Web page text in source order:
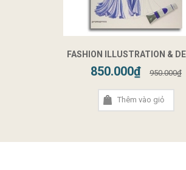
FASHION ILLUSTRATION &
850.000₫ 950.000₫
Thêm vào giỏ